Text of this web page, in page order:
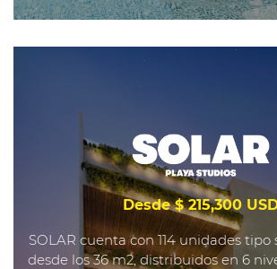
Desde $ 215,300
SOLAR cuenta con 114 unidades
desde los 36 m2, distribuidos en 6